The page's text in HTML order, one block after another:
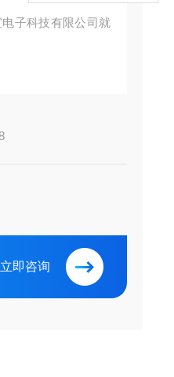
子科技有限公司就
立即咨询